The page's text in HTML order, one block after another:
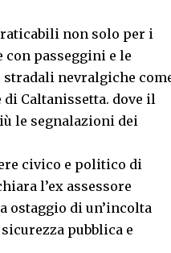
non solo per i
con passeggini e le
nevralgiche
di Caltanissetta. dove il
le segnalazioni dei
civico e politico di
l’ex assessore
ostaggio di un’incolta
pubblica e